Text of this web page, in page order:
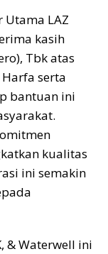
LAZ
kasih
Tbk atas
serta
bantuan ini
kualitas
ini semakin
& Waterwell ini